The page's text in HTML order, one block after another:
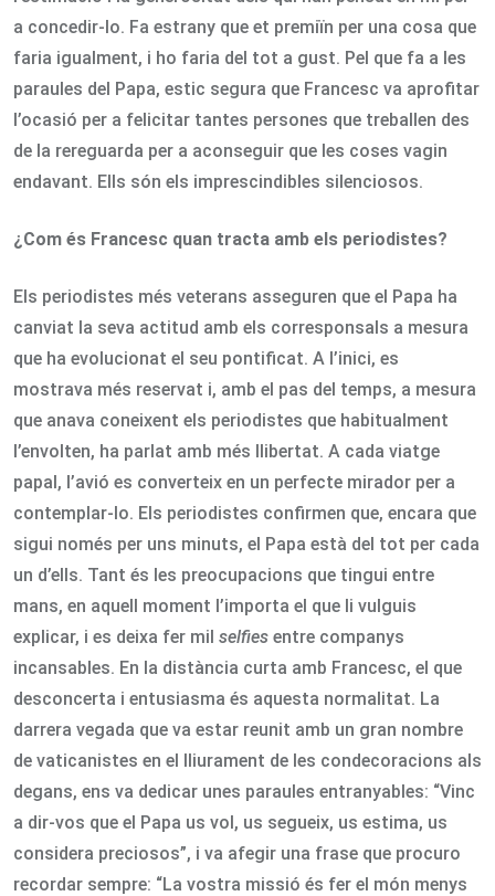
a concedir-lo. Fa estrany que et premiïn per una cosa que
faria igualment, i ho faria del tot a gust. Pel que fa a les
paraules del Papa, estic segura que Francesc va aprofitar
l’ocasió per a felicitar tantes persones que treballen des
de la rereguarda per a aconseguir que les coses vagin
endavant. Ells són els imprescindibles silenciosos.
¿Com és Francesc quan tracta amb els periodistes?
Els periodistes més veterans asseguren que el Papa ha
canviat la seva actitud amb els corresponsals a mesura
que ha evolucionat el seu pontificat. A l’inici, es
mostrava més reservat i, amb el pas del temps, a mesura
que anava coneixent els periodistes que habitualment
l’envolten, ha parlat amb més llibertat. A cada viatge
papal, l’avió es converteix en un perfecte mirador per a
contemplar-lo. Els periodistes confirmen que, encara que
sigui només per uns minuts, el Papa està del tot per cada
un d’ells. Tant és les preocupacions que tingui entre
mans, en aquell moment l’importa el que li vulguis
explicar, i es deixa fer mil selfies entre companys
incansables. En la distància curta amb Francesc, el que
desconcerta i entusiasma és aquesta normalitat. La
darrera vegada que va estar reunit amb un gran nombre
de vaticanistes en el lliurament de les condecoracions als
degans, ens va dedicar unes paraules entranyables: “Vinc
a dir-vos que el Papa us vol, us segueix, us estima, us
considera preciosos”, i va afegir una frase que procuro
recordar sempre: “La vostra missió és fer el món menys